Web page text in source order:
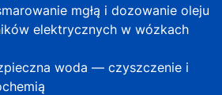
mgłą i dozowanie oleju
elektrycznych w wózkach
woda — czyszczenie i